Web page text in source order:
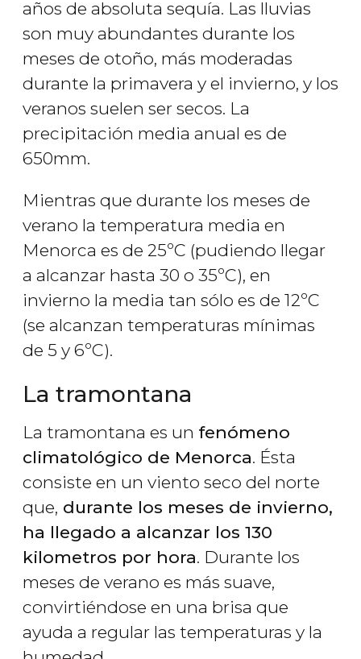
años de absoluta sequía. Las lluvias
son muy abundantes durante los
meses de otoño, más moderadas
durante la primavera y el invierno, y los
veranos suelen ser secos. La
precipitación media anual es de
650mm.
Mientras que durante los meses de
verano la temperatura media en
Menorca es de 25ºC (pudiendo llegar
a alcanzar hasta 30 o 35ºC), en
invierno la media tan sólo es de 12ºC
(se alcanzan temperaturas mínimas
de 5 y 6ºC).
La tramontana
La tramontana es un fenómeno
climatológico de Menorca. Ésta
consiste en un viento seco del norte
que, durante los meses de invierno,
ha llegado a alcanzar los 130
kilometros por hora. Durante los
meses de verano es más suave,
convirtiéndose en una brisa que
ayuda a regular las temperaturas y la